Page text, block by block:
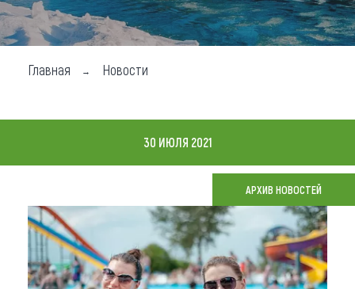
Где побывать
Где поесть
Карта
Что привезти (сувениры)
О регионе
Главная Новости
30 ИЮЛЯ 2021
АРХИВ НОВОСТЕЙ